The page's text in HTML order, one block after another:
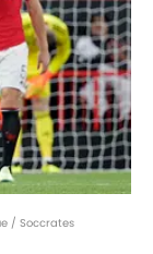
/ Soccrates